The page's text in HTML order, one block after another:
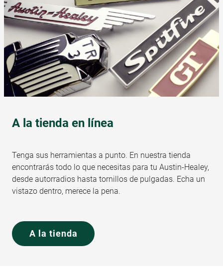
A la tienda en línea
Tenga sus herramientas a punto. En nuestra tienda
encontrarás todo lo que necesitas para tu Austin-Healey,
desde autorradios hasta tornillos de pulgadas. Echa un
vistazo dentro, merece la pena.
A la tienda